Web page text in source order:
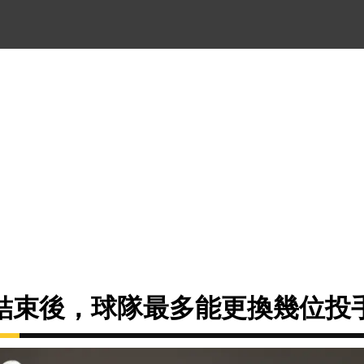
束後，球隊最多能更換幾位投